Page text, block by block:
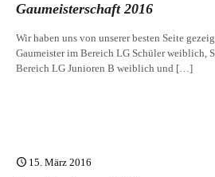
Gaumeisterschaft 2016
Wir haben uns von unserer besten Seite
Gaumeister im Bereich LG Schüler weiblich,
Bereich LG Junioren B weiblich und […]
15. März 2016